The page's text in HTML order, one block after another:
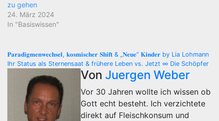
zu gehen
24. März 2024
In "Basiswissen"
Beitragsnavigation
𝐏𝐚𝐫𝐚𝐝𝐢𝐠𝐦𝐞𝐧𝐰𝐞𝐜𝐡𝐬𝐞𝐥, 𝐤𝐨𝐬𝐦𝐢𝐬𝐜𝐡𝐞𝐫 𝐒𝐡𝐢𝐟𝐭 & „𝐍𝐞𝐮𝐞“ 𝐊𝐢𝐧𝐝𝐞𝐫 by Lia Lohmann
Ihr Status als Sternensaat & frühere Leben vs. Jetzt ∞ Die Schöpfer
Von Juergen Weber
Vor 30 Jahren wollte ich wissen ob
Gott echt besteht. Ich verzichtete
direkt auf Fleischkonsum und